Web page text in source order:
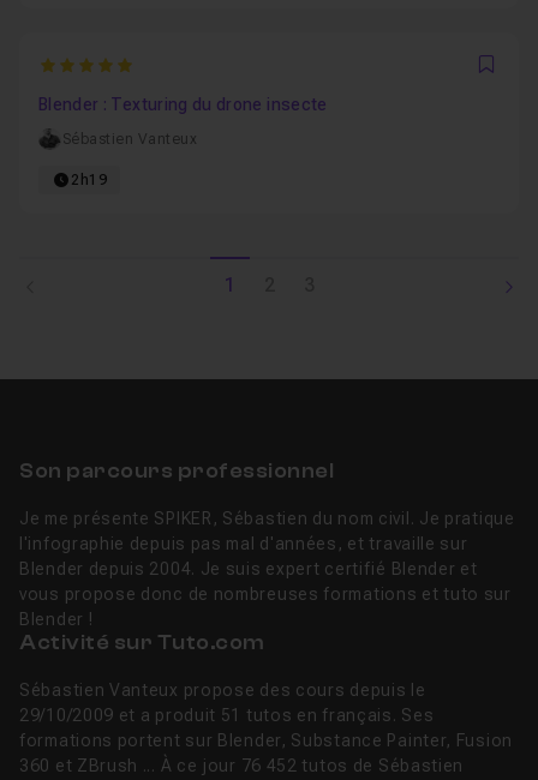
5
Blender : Texturing du drone insecte
Sébastien Vanteux
2h19
1
Son parcours professionnel
Je me présente SPIKER, Sébastien du nom civil. Je pratique
l'infographie depuis pas mal d'années, et travaille sur
Blender depuis 2004. Je suis expert certifié Blender et
vous propose donc de nombreuses formations et tuto sur
Blender !
Activité sur Tuto.com
Sébastien Vanteux propose des cours depuis le
29/10/2009 et a produit 51 tutos en français. Ses
formations portent sur Blender, Substance Painter, Fusion
360 et ZBrush ... À ce jour 76 452 tutos de Sébastien